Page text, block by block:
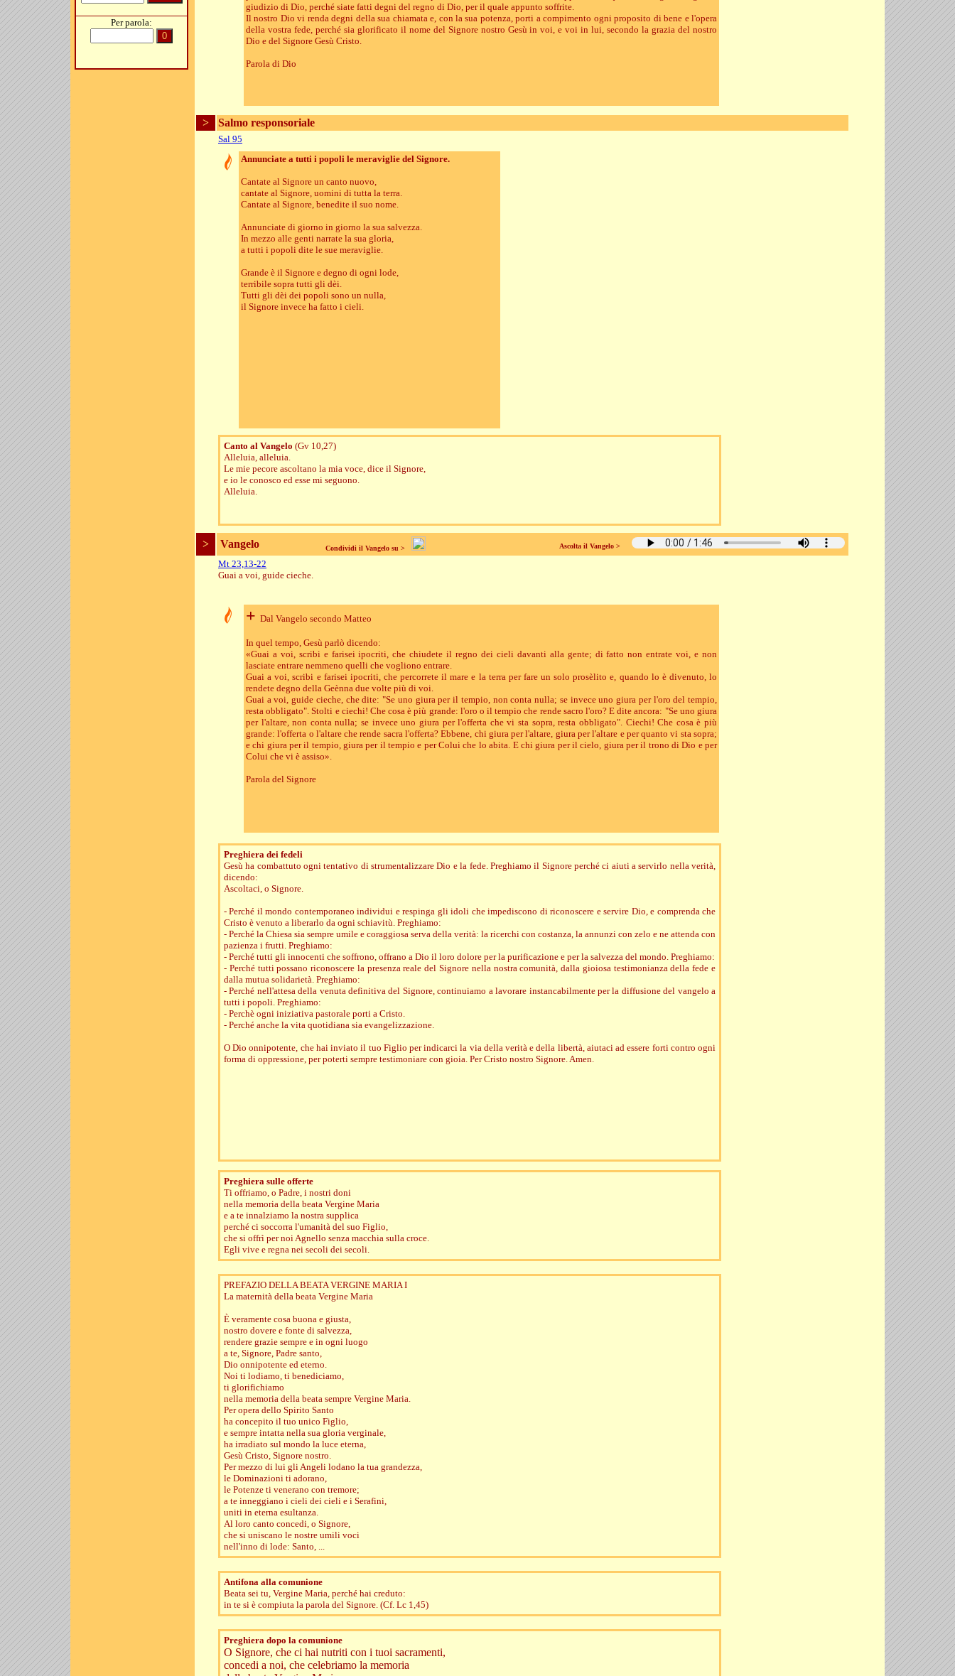
Per parola:
giudizio di Dio, perché siate fatti degni del regno di Dio, per il quale appunto soffrite.
Il nostro Dio vi renda degni della sua chiamata e, con la sua potenza, porti a compimento ogni proposito di bene e l'opera
della vostra fede, perché sia glorificato il nome del Signore nostro Gesù in voi, e voi in lui, secondo la grazia del nostro
Dio e del Signore Gesù Cristo.
Parola di Dio
> Salmo responsoriale
Sal 95
Annunciate a tutti i popoli le meraviglie del Signore.
Cantate al Signore un canto nuovo,
cantate al Signore, uomini di tutta la terra.
Cantate al Signore, benedite il suo nome.
Annunciate di giorno in giorno la sua salvezza.
In mezzo alle genti narrate la sua gloria,
a tutti i popoli dite le sue meraviglie.
Grande è il Signore e degno di ogni lode,
terribile sopra tutti gli dèi.
Tutti gli dèi dei popoli sono un nulla,
il Signore invece ha fatto i cieli.
Canto al Vangelo (Gv 10,27)
Alleluia, alleluia.
Le mie pecore ascoltano la mia voce, dice il Signore,
e io le conosco ed esse mi seguono.
Alleluia.
> Vangelo Condividi il Vangelo su > Ascolta il Vangelo >
Mt 23,13-22
Guai a voi, guide cieche.
+ Dal Vangelo secondo Matteo
In quel tempo, Gesù parlò dicendo:
«Guai a voi, scribi e farisei ipocriti, che chiudete il regno dei cieli davanti alla gente; di fatto non entrate voi, e non
lasciate entrare nemmeno quelli che vogliono entrare.
Guai a voi, scribi e farisei ipocriti, che percorrete il mare e la terra per fare un solo prosèlito e, quando lo è divenuto, lo
rendete degno della Geènna due volte più di voi.
Guai a voi, guide cieche, che dite: "Se uno giura per il tempio, non conta nulla; se invece uno giura per l'oro del tempio,
resta obbligato". Stolti e ciechi! Che cosa è più grande: l'oro o il tempio che rende sacro l'oro? E dite ancora: "Se uno giura
per l'altare, non conta nulla; se invece uno giura per l'offerta che vi sta sopra, resta obbligato". Ciechi! Che cosa è più
grande: l'offerta o l'altare che rende sacra l'offerta? Ebbene, chi giura per l'altare, giura per l'altare e per quanto vi sta sopra;
e chi giura per il tempio, giura per il tempio e per Colui che lo abita. E chi giura per il cielo, giura per il trono di Dio e per
Colui che vi è assiso».
Parola del Signore
Preghiera dei fedeli
Gesù ha combattuto ogni tentativo di strumentalizzare Dio e la fede. Preghiamo il Signore perché ci aiuti a servirlo nella verità,
dicendo:
Ascoltaci, o Signore.
- Perché il mondo contemporaneo individui e respinga gli idoli che impediscono di riconoscere e servire Dio, e comprenda che
Cristo è venuto a liberarlo da ogni schiavitù. Preghiamo:
- Perché la Chiesa sia sempre umile e coraggiosa serva della verità: la ricerchi con costanza, la annunzi con zelo e ne attenda con
pazienza i frutti. Preghiamo:
- Perché tutti gli innocenti che soffrono, offrano a Dio il loro dolore per la purificazione e per la salvezza del mondo. Preghiamo:
- Perché tutti possano riconoscere la presenza reale del Signore nella nostra comunità, dalla gioiosa testimonianza della fede e
dalla mutua solidarietà. Preghiamo:
- Perché nell'attesa della venuta definitiva del Signore, continuiamo a lavorare instancabilmente per la diffusione del vangelo a
tutti i popoli. Preghiamo:
- Perchè ogni iniziativa pastorale porti a Cristo.
- Perché anche la vita quotidiana sia evangelizzazione.
O Dio onnipotente, che hai inviato il tuo Figlio per indicarci la via della verità e della libertà, aiutaci ad essere forti contro ogni
forma di oppressione, per poterti sempre testimoniare con gioia. Per Cristo nostro Signore. Amen.
Preghiera sulle offerte
Ti offriamo, o Padre, i nostri doni
nella memoria della beata Vergine Maria
e a te innalziamo la nostra supplica
perché ci soccorra l'umanità del suo Figlio,
che si offrì per noi Agnello senza macchia sulla croce.
Egli vive e regna nei secoli dei secoli.
PREFAZIO DELLA BEATA VERGINE MARIA I
La maternità della beata Vergine Maria
È veramente cosa buona e giusta,
nostro dovere e fonte di salvezza,
rendere grazie sempre e in ogni luogo
a te, Signore, Padre santo,
Dio onnipotente ed eterno.
Noi ti lodiamo, ti benediciamo,
ti glorifichiamo
nella memoria della beata sempre Vergine Maria.
Per opera dello Spirito Santo
ha concepito il tuo unico Figlio,
e sempre intatta nella sua gloria verginale,
ha irradiato sul mondo la luce eterna,
Gesù Cristo, Signore nostro.
Per mezzo di lui gli Angeli lodano la tua grandezza,
le Dominazioni ti adorano,
le Potenze ti venerano con tremore;
a te inneggiano i cieli dei cieli e i Serafini,
uniti in eterna esultanza.
Al loro canto concedi, o Signore,
che si uniscano le nostre umili voci
nell'inno di lode: Santo, ...
Antifona alla comunione
Beata sei tu, Vergine Maria, perché hai creduto:
in te si è compiuta la parola del Signore. (Cf. Lc 1,45)
Preghiera dopo la comunione
O Signore, che ci hai nutriti con i tuoi sacramenti,
concedi a noi, che celebriamo la memoria